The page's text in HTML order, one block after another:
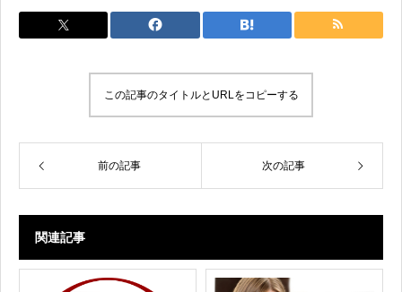
この記事のタイトルとURLをコピーする
前の記事 次の記事
関連記事